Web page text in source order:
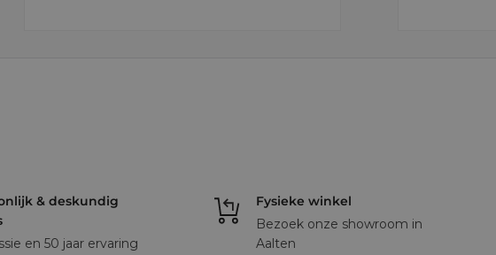
& deskundig
en 50 jaar ervaring
Fysieke winkel
Bezoek onze showroom in
Aalten